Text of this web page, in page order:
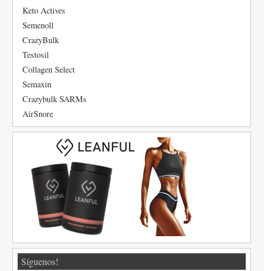
Keto Actives
Semenoll
CrazyBulk
Testosil
Collagen Select
Semaxin
Crazybulk SARMs
AirSnore
Síguenos!